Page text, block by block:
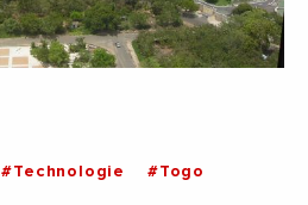
#Technologie #Togo